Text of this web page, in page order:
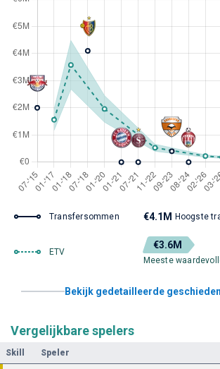
Transfersommen €4.1M Hoogste
ETV
€3.6M
Meeste
Bekijk gedetailleerde
Vergelijkbare spelers
Skill Speler